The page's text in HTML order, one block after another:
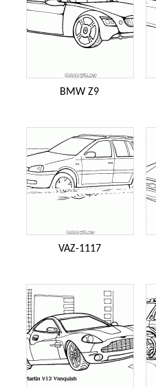
BMW Z9
VAZ-1117